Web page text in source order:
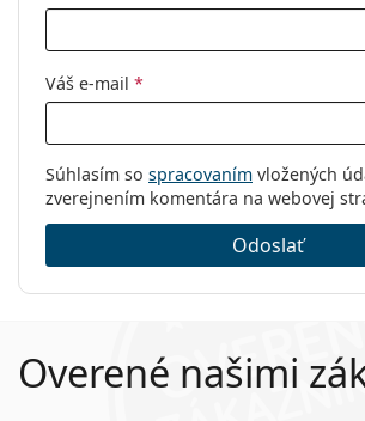
Váš e-mail *
Súhlasím so spracovaním vložených
zverejnením komentára na webovej
Odoslať
Overené našimi